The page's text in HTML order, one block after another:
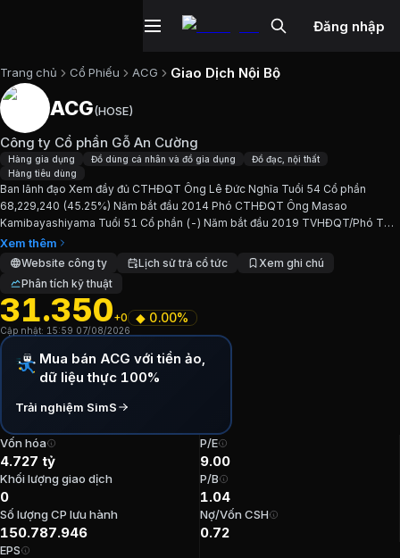
Đăng nhập
Trang chủ Cổ Phiếu ACG Giao Dịch Nội Bộ
Cổ phiếuACG
Cập nhật: 7/8/2026.
Ngành:Hàng gia dụng, Đồ dùng cá nhân và đồ gia dụng,
Giới thiệu
Ban lãnh đạo Xem đầy đủ CTHĐQT Ông Lê Đức Nghĩa
Chỉ số tài chínhACG
Giá hiện tại: 31350
Vốn hóa:
P/E:
9
P/B:
EPS:
ROE: 11,86%
7,45%
Tỷ suất cổ tức:
ACG(HOSE)
Công ty Cổ phần Gỗ An Cường
Hàng gia dụng Đồ dùng cá nhân và đồ gia dụng
Đồ đạc, nội thất
Hàng tiêu dùng
Ban lãnh đạo Xem đầy đủ CTHĐQT Ông Lê Đức Nghĩa Tuổi 54 Cổ phần
68,229,240 (45.25%) Năm bắt đầu 2014 Phó CTHĐQT Ông Masao
Kamibayashiyama Tuổi 51 Cổ phần (-) Năm bắt đầu 2019 TVHĐQT/Phó TGĐ
Ông Lê Thanh Phong Tuổi 49 Cổ phần 217,319 (0.14%) Năm bắt đầu 2009...
Xem thêm
Website công ty Lịch sử trả cổ tức
Xem ghi chú
Phân tích kỹ thuật
31.350+0 ◆ 0.00%
Cập nhật: 15:59 07/08/2026
Mua bán ACG với tiền ảo,
dữ liệu thực 100%
Trải nghiệm SimS
Vốn hóa
4.727 tỷ
Khối lượng giao dịch
0
Số lượng CP lưu hành
150.787.946
P/E
9.00
P/B
1.04
Nợ/Vốn CSH
0.72
EPS